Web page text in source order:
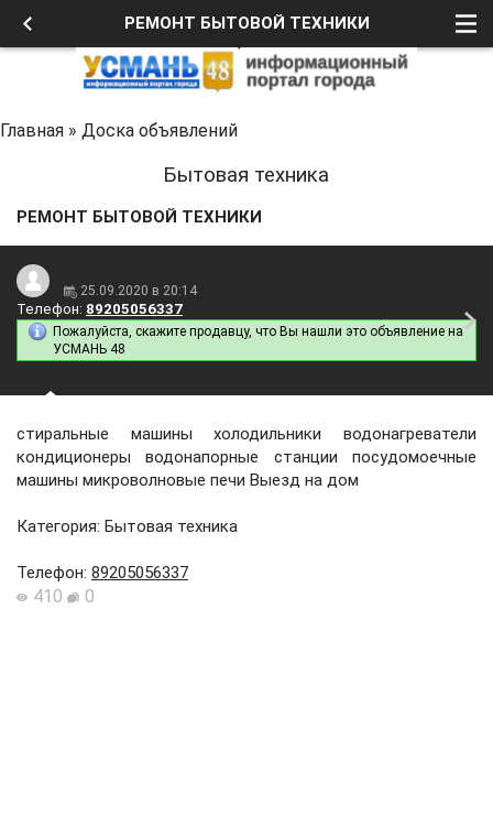
РЕМОНТ БЫТОВОЙ ТЕХНИКИ
Главная » Доска объявлений
Бытовая техника
РЕМОНТ БЫТОВОЙ ТЕХНИКИ
25.09.2020 в 20:14
Телефон: 89205056337
Пожалуйста, скажите продавцу, что Вы нашли это объявление на
УСМАНЬ 48
стиральные машины холодильники водонагреватели
кондиционеры водонапорные станции посудомоечные
машины микроволновые печи Выезд на дом
Категория: Бытовая техника
Телефон: 89205056337
410 0